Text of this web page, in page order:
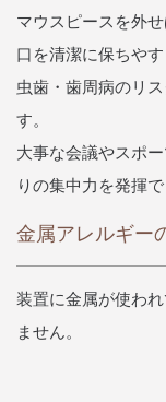
マウスピースを外
口を清潔に保ちやす
虫歯・歯周病のリ
す。
大事な会議やスポ
りの集中力を発揮で
金属アレルギー
装置に金属が使わ
ません。